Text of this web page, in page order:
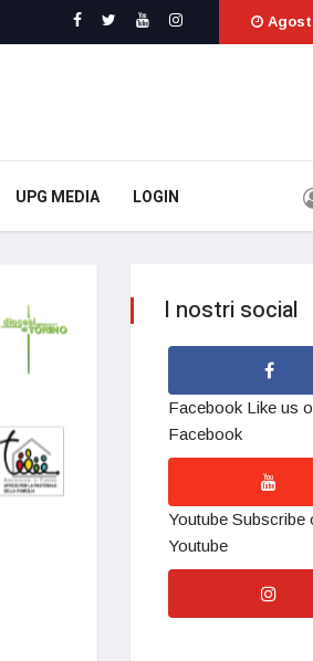
UPG MEDIA LOGIN
I nostri social
Facebook Like us
Facebook
Youtube Subscribe
Youtube